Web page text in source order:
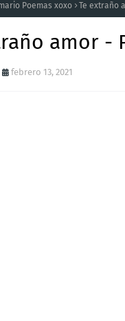
Poemas xoxo Te extraño
amor -
febrero 13, 2021